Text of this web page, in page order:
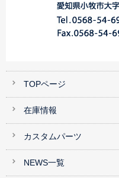
TOPページ
在庫情報
カスタムパーツ
NEWS一覧